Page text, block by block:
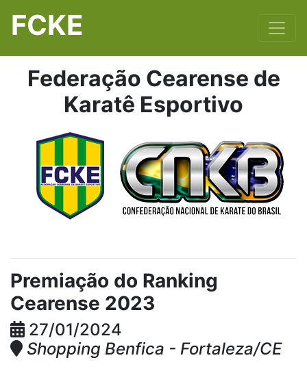
FCKE
Federação Cearense de
Karatê Esportivo
Premiação do Ranking
Cearense 2023
27/01/2024
Shopping Benfica - Fortaleza/CE